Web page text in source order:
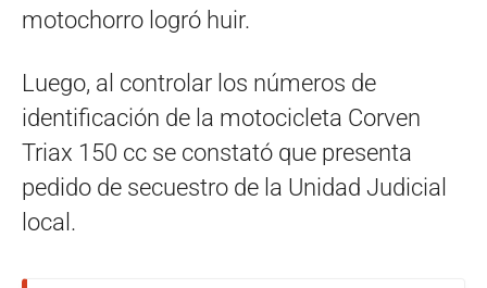
motochorro logró huir.
Luego, al controlar los números de
identificación de la motocicleta Corven
Triax 150 cc se constató que presenta
pedido de secuestro de la Unidad Judicial
local.